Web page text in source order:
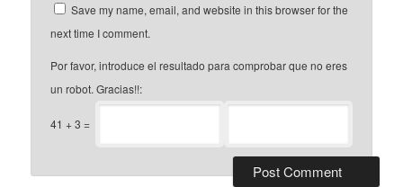
Save my name, email, and website in this browser for the
next time I comment.
Por favor, introduce el resultado para comprobar que no eres
un robot. Gracias!!:
41 +3 =